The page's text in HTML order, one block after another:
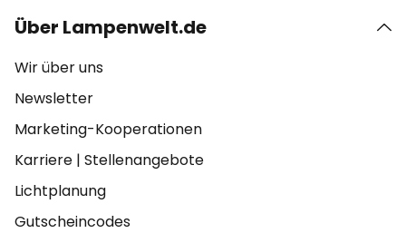
Über Lampenwelt.de
Wir über uns
Newsletter
Marketing-Kooperationen
Karriere | Stellenangebote
Lichtplanung
Gutscheincodes